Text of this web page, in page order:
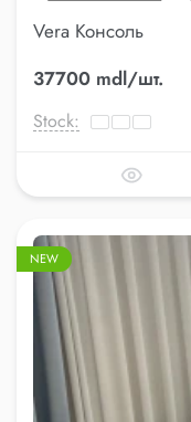
Vera Консоль
37700 mdl/шт.
Stock:
NEW